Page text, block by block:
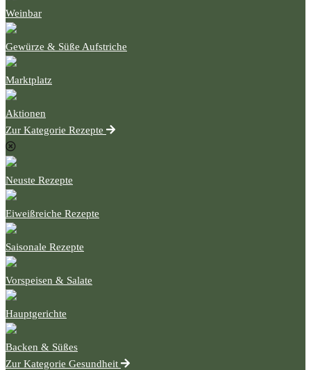
Weinbar
Gewürze & Süße Aufstriche
Marktplatz
Aktionen
Zur Kategorie Rezepte
Neuste Rezepte
Eiweißreiche Rezepte
Saisonale Rezepte
Vorspeisen & Salate
Hauptgerichte
Backen & Süßes
Zur Kategorie Gesundheit